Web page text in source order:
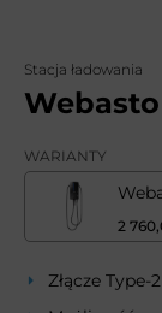
Stacja ładowania
WARIANTY
2
Złącze Type-2